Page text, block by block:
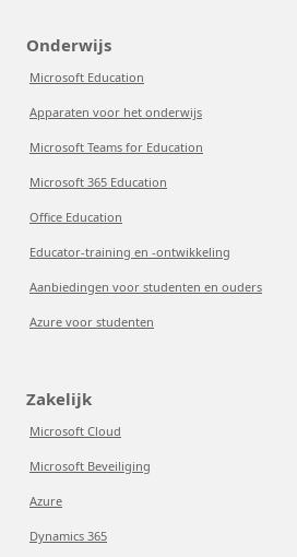
Onderwijs
Microsoft Education
Apparaten voor het onderwijs
Microsoft Teams for Education
Microsoft 365 Education
Office Education
Educator-training en -ontwikkeling
Aanbiedingen voor studenten en ouders
Azure voor studenten
Zakelijk
Microsoft Cloud
Microsoft Beveiliging
Azure
Dynamics 365